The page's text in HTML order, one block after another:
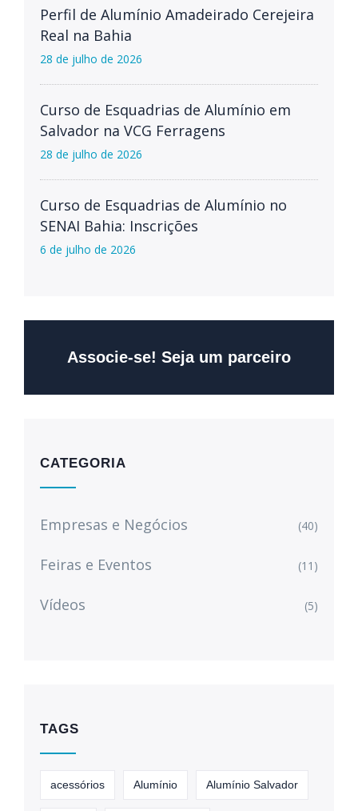
Perfil de Alumínio Amadeirado Cerejeira
Real na Bahia
28 de julho de 2026
Curso de Esquadrias de Alumínio em
Salvador na VCG Ferragens
28 de julho de 2026
Curso de Esquadrias de Alumínio no
SENAI Bahia: Inscrições
6 de julho de 2026
Associe-se! Seja um parceiro
CATEGORIA
Empresas e Negócios (40)
Feiras e Eventos (11)
Vídeos (5)
TAGS
acessórios Alumínio Alumínio Salvador